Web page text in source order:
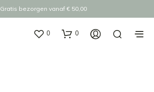
Gratis bezorgen vanaf € 50,00
0 0